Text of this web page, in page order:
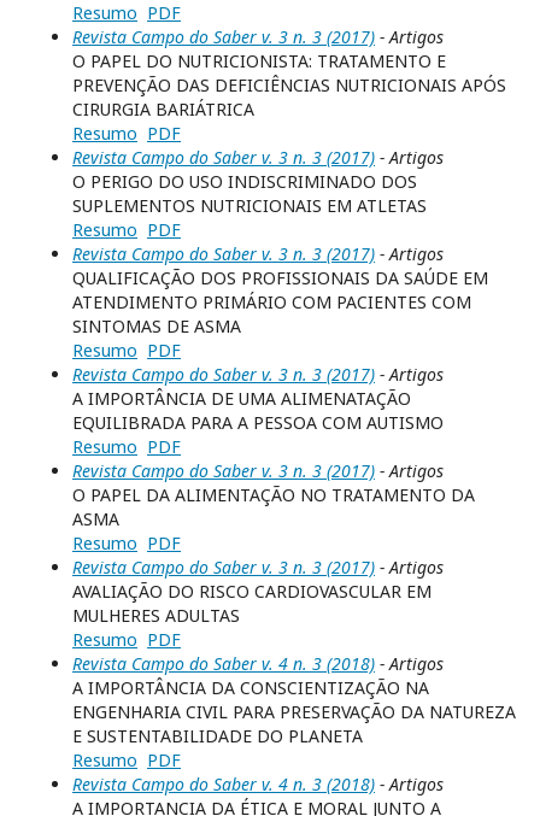
Resumo PDF
Revista Campo do Saber v. 3 n. 3 (2017) - Artigos
O PAPEL DO NUTRICIONISTA: TRATAMENTO E
PREVENÇÃO DAS DEFICIÊNCIAS NUTRICIONAIS APÓS
CIRURGIA BARIÁTRICA
Resumo PDF
Revista Campo do Saber v. 3 n. 3 (2017) - Artigos
O PERIGO DO USO INDISCRIMINADO DOS
SUPLEMENTOS NUTRICIONAIS EM ATLETAS
Resumo PDF
Revista Campo do Saber v. 3 n. 3 (2017) - Artigos
QUALIFICAÇÃO DOS PROFISSIONAIS DA SAÚDE EM
ATENDIMENTO PRIMÁRIO COM PACIENTES COM
SINTOMAS DE ASMA
Resumo PDF
Revista Campo do Saber v. 3 n. 3 (2017) - Artigos
A IMPORTÂNCIA DE UMA ALIMENATAÇÃO
EQUILIBRADA PARA A PESSOA COM AUTISMO
Resumo PDF
Revista Campo do Saber v. 3 n. 3 (2017) - Artigos
O PAPEL DA ALIMENTAÇÃO NO TRATAMENTO DA
ASMA
Resumo PDF
Revista Campo do Saber v. 3 n. 3 (2017) - Artigos
AVALIAÇÃO DO RISCO CARDIOVASCULAR EM
MULHERES ADULTAS
Resumo PDF
Revista Campo do Saber v. 4 n. 3 (2018) - Artigos
A IMPORTÂNCIA DA CONSCIENTIZAÇÃO NA
ENGENHARIA CIVIL PARA PRESERVAÇÃO DA NATUREZA
E SUSTENTABILIDADE DO PLANETA
Resumo PDF
Revista Campo do Saber v. 4 n. 3 (2018) - Artigos
A IMPORTANCIA DA ÉTICA E MORAL JUNTO A